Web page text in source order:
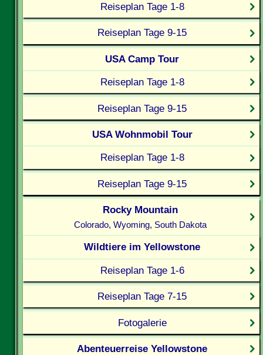
Reiseplan Tage 1-8
Reiseplan Tage 9-15
USA Camp Tour
Reiseplan Tage 1-8
Reiseplan Tage 9-15
USA Wohnmobil Tour
Reiseplan Tage 1-8
Reiseplan Tage 9-15
Rocky Mountain
Colorado, Wyoming, South Dakota
Wildtiere im Yellowstone
Reiseplan Tage 1-6
Reiseplan Tage 7-15
Fotogalerie
Abenteuerreise Yellowstone